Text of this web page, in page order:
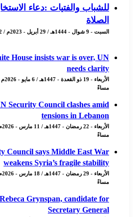
للشباب والفتيات :دعاء
الصلاة
السبت - 9 شوال - 1444هـ / 29 أبريل - 2023م / 8:02 مساءً
House insists war is over, UN
needs clarity
مساءً
Security Council clashes amid
tensions in Lebanon
مساءً
Council says Middle East War
weakens Syria’s fragile stability
مساءً
Rebeca Grynspan, candidate for
Secretary General